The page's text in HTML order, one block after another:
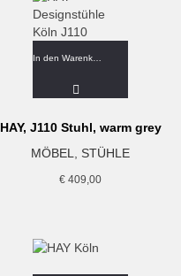
HAY, J110 Stuhl, warm grey
MÖBEL
STÜHLE
€ 409,00